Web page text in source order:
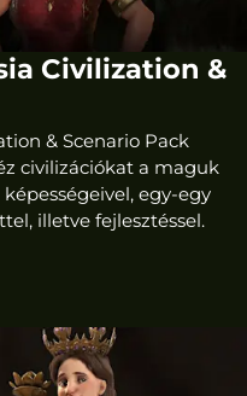
Civilization &
& Scenario Pack
civilizációkat a maguk
egy-egy
illetve fejlesztéssel.